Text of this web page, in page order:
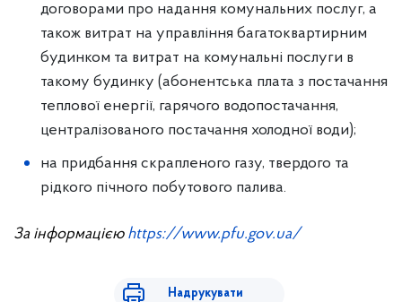
договорами про надання комунальних послуг, а
також витрат на управління багатоквартирним
будинком та витрат на комунальні послуги в
такому будинку (абонентська плата з постачання
теплової енергії, гарячого водопостачання,
централізованого постачання холодної води);
на придбання скрапленого газу, твердого та
рідкого пічного побутового палива.
За інформацією https://www.pfu.gov.ua/
Надрукувати